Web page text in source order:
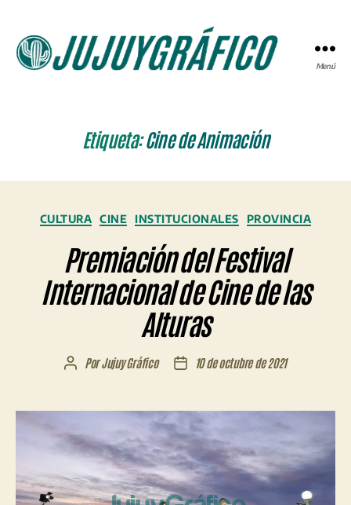
Menú
Etiqueta:Cine de Animación
Categorías
CULTURA CINE INSTITUCIONALES PROVINCIA
Premiación del Festival
Internacional de Cine de las
Alturas
Autor
entrada
PorJujuy Gráfico
Fecha
entrada
10 de octubre de 2021